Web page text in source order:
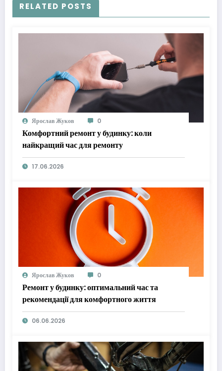
RELATED POSTS
Ярослав Жуков 0
Комфортний ремонт у будинку: коли
найкращий час для ремонту
17.06.2026
Ярослав Жуков 0
Ремонт у будинку: оптимальний час та
рекомендації для комфортного життя
06.06.2026